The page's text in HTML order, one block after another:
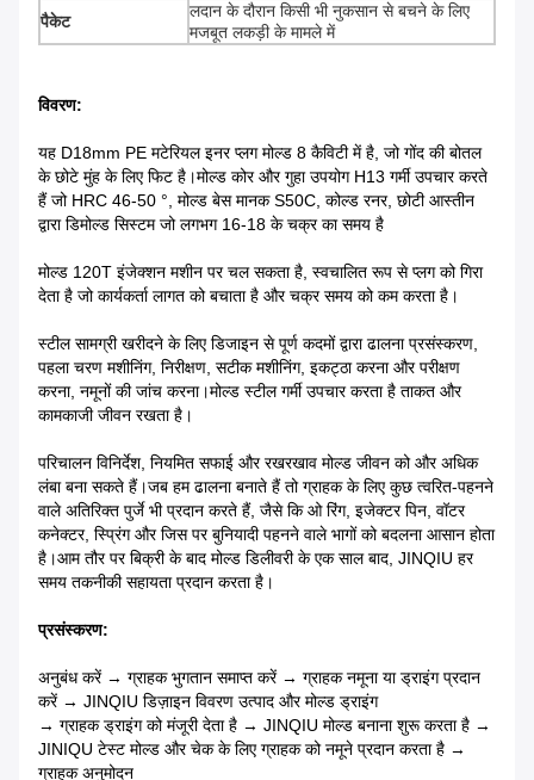
पैकेट
लदान के दौरान किसी भी नुकसान से बचने के लिए
मजबूत लकड़ी के मामले में
विवरण:
यह D18mm PE मटेरियल इनर प्लग मोल्ड 8 कैविटी में है, जो गोंद की बोतल
के छोटे मुंह के लिए फिट है।मोल्ड कोर और गुहा उपयोग H13 गर्मी उपचार करते
हैं जो HRC 46-50 °, मोल्ड बेस मानक S50C, कोल्ड रनर, छोटी आस्तीन
द्वारा डिमोल्ड सिस्टम जो लगभग 16-18 के चक्र का समय है
मोल्ड 120T इंजेक्शन मशीन पर चल सकता है, स्वचालित रूप से प्लग को गिरा
देता है जो कार्यकर्ता लागत को बचाता है और चक्र समय को कम करता है।
स्टील सामग्री खरीदने के लिए डिजाइन से पूर्ण कदमों द्वारा ढालना प्रसंस्करण,
पहला चरण मशीनिंग, निरीक्षण, सटीक मशीनिंग, इकट्ठा करना और परीक्षण
करना, नमूनों की जांच करना।मोल्ड स्टील गर्मी उपचार करता है ताकत और
कामकाजी जीवन रखता है।
परिचालन विनिर्देश, नियमित सफाई और रखरखाव मोल्ड जीवन को और अधिक
लंबा बना सकते हैं।जब हम ढालना बनाते हैं तो ग्राहक के लिए कुछ त्वरित-पहनने
वाले अतिरिक्त पुर्जे भी प्रदान करते हैं, जैसे कि ओ रिंग, इजेक्टर पिन, वॉटर
कनेक्टर, स्प्रिंग और जिस पर बुनियादी पहनने वाले भागों को बदलना आसान होता
है।आम तौर पर बिक्री के बाद मोल्ड डिलीवरी के एक साल बाद, JINQIU हर
समय तकनीकी सहायता प्रदान करता है।
प्रसंस्करण:
अनुबंध करें → ग्राहक भुगतान समाप्त करें → ग्राहक नमूना या ड्राइंग प्रदान
करें → JINQIU डिज़ाइन विवरण उत्पाद और मोल्ड ड्राइंग
→ ग्राहक ड्राइंग को मंजूरी देता है → JINQIU मोल्ड बनाना शुरू करता है →
JINIQU टेस्ट मोल्ड और चेक के लिए ग्राहक को नमूने प्रदान करता है →
ग्राहक अनुमोदन